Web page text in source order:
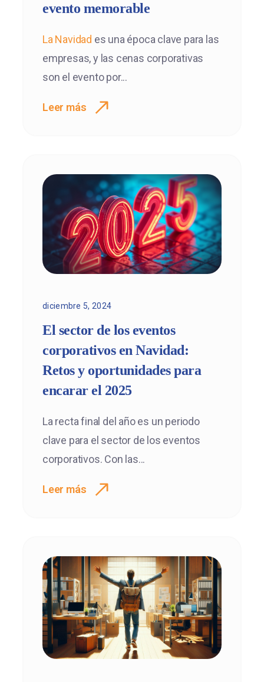
evento memorable
La Navidad es una época clave para las
empresas, y las cenas corporativas
son el evento por...
Leer más
diciembre 5, 2024
El sector de los eventos
corporativos en Navidad:
Retos y oportunidades para
encarar el 2025
La recta final del año es un periodo
clave para el sector de los eventos
corporativos. Con las...
Leer más